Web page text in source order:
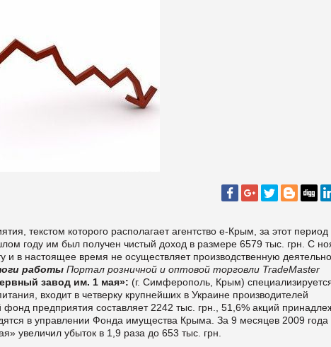
текстом которого располагает агентство е-Крым, за этот период
году им был получен чистый доход в размере 6579 тыс. грн. С
и в настоящее время не осуществляет производственную
работы Портал розничной и оптовой торговли TradeMaster
завод им. 1 мая»: (г. Симферополь, Крым)
входит в четверку крупнейших в Украине производителей
предприятия составляет 2242 тыс. грн., 51,6% акций
в управлении Фонда имущества Крыма. За 9 месяцев 2009 года
увеличил убыток в 1,9 раза до 653 тыс. грн.